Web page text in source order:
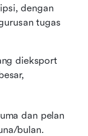
dengan
tugas
dieksport
dan pelan
bulan.